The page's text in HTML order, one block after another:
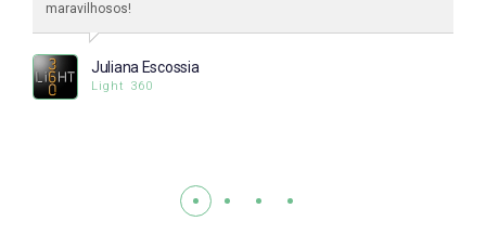
maravilhosos!
Juliana Escossia
Light 360